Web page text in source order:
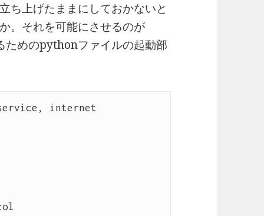
ち上げたままにしておかないと
。それを可能にさせるのが
めのpythonファイルの起動部
internet